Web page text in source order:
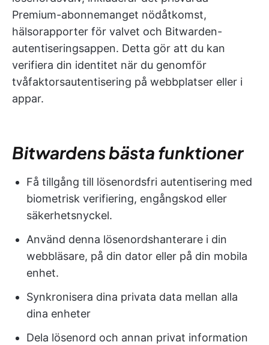
Premium-abonnemanget nödåtkomst,
hälsorapporter för valvet och Bitwarden-
autentiseringsappen. Detta gör att du kan
verifiera din identitet när du genomför
tvåfaktorsautentisering på webbplatser eller i
appar.
Bitwardens bästa funktioner
Få tillgång till lösenordsfri autentisering med
biometrisk verifiering, engångskod eller
säkerhetsnyckel.
Använd denna lösenordshanterare i din
webbläsare, på din dator eller på din mobila
enhet.
Synkronisera dina privata data mellan alla
dina enheter
Dela lösenord och annan privat information